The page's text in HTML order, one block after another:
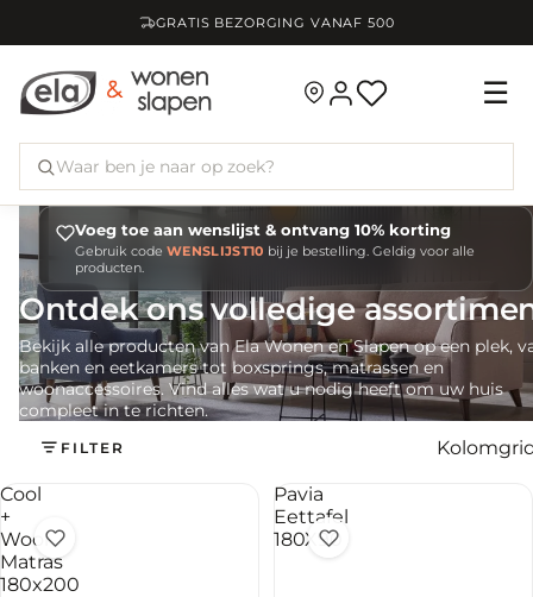
GRATIS BEZORGING VANAF 500
☰
Voeg toe aan wenslijst & ontvang 10% korting
Gebruik code WENSLIJST10 bij je bestelling. Geldig voor alle
producten.
Ontdek ons volledige
Bekijk alle producten van Ela Wonen en Slapen op een plek,
banken en eetkamers tot boxsprings, matrassen en
woonaccessoires. Vind alles wat u nodig heeft om uw huis
compleet in te richten.
FILTER
Cool
+
Wool
Matras
180x200
Pavia
Eettafel
180X90